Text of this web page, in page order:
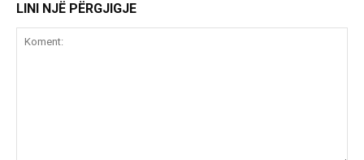
LINI NJË PËRGJIGJE